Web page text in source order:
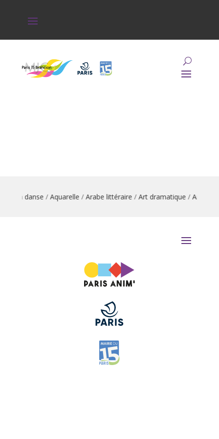
danse/Aquarelle/Arabe littéraire/Art dramatique/Arts du